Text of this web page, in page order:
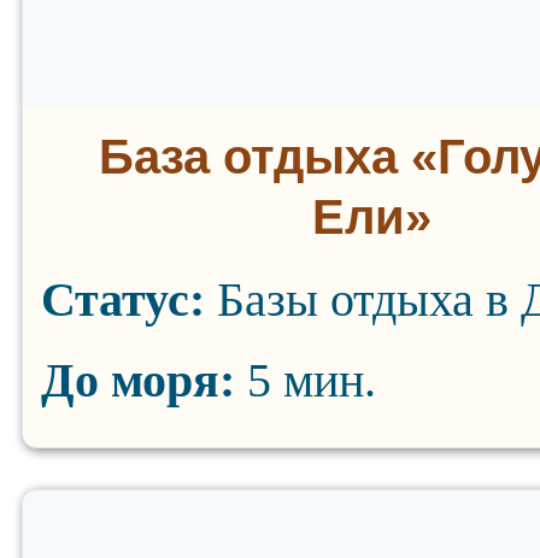
База отдыха
Ели»
Статус: Базы отдыха в
До моря: 5 мин.